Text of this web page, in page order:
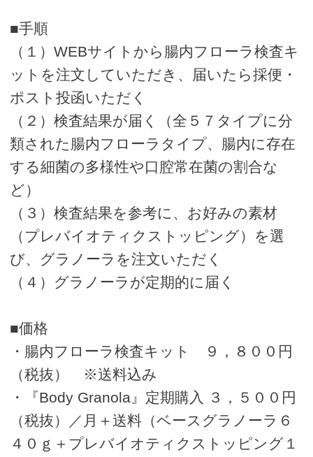
■手順
（１）WEBサイトから腸内フローラ検査キ
ットを注文していただき、届いたら採便・
ポスト投函いただく
（２）検査結果が届く（全５７タイプに分
類された腸内フローラタイプ、腸内に存在
する細菌の多様性や口腔常在菌の割合な
ど）
（３）検査結果を参考に、お好みの素材
（プレバイオティクストッピング）を選
び、グラノーラを注文いただく
（４）グラノーラが定期的に届く
■価格
・腸内フローラ検査キット ９，８００円
（税抜） ※送料込み
・『Body Granola』定期購入 ３，５００円
（税抜）／月＋送料（ベースグラノーラ６
４０ｇ＋プレバイオティクストッピング１